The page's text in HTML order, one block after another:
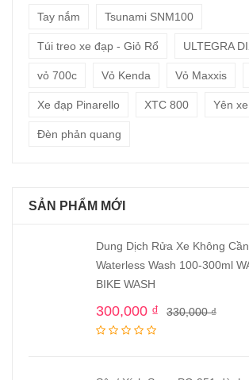
Tay nắm Tsunami SNM100
Túi treo xe đạp - Giỏ Rổ ULTEGRA
vỏ 700c Vỏ Kenda Vỏ Maxxis
Xe đạp Pinarello XTC 800 Yên
Đèn phản quang
SẢN PHẨM MỚI
Dung Dịch Rửa Xe Không
Waterless Wash 100-300ml
BIKE WASH
330,000₫
300,000 ₫